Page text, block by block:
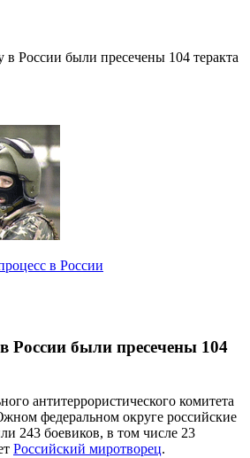
России были пресечены 104 теракта
в России
России были пресечены 104
антитеррористического комитета
федеральном округе российские
243 боевиков, в том числе 23
Российский миротворец.